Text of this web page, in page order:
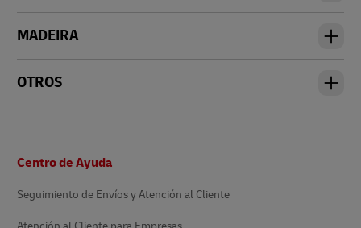
MADEIRA
OTROS
de
Centro de Ayuda
Seguimiento de Envíos y Atención al Cliente